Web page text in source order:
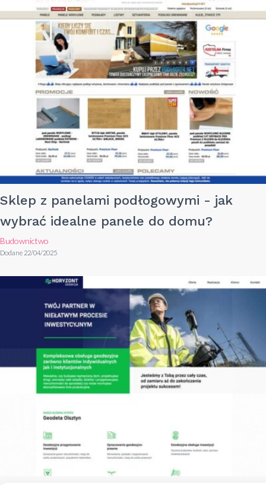
Sklep z panelami podłogowymi - jak
wybrać idealne panele do domu?
Budownictwo
Dodane 22/04/2025